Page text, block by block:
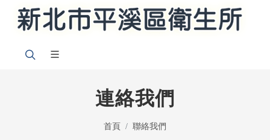
連絡我們
首頁 聯絡我們